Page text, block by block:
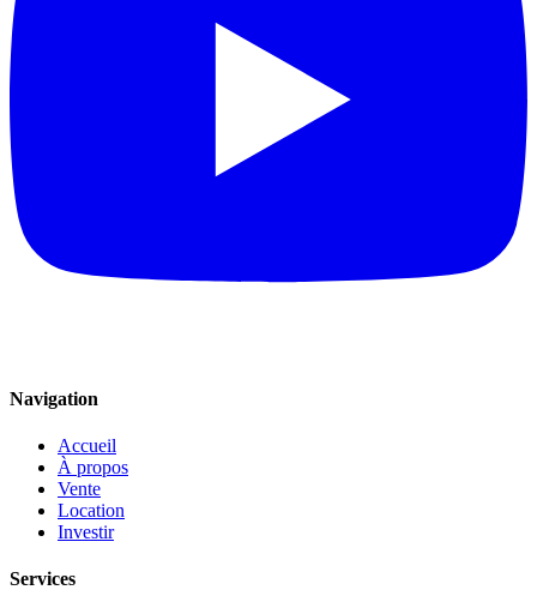
Navigation
Accueil
À propos
Vente
Location
Investir
Services